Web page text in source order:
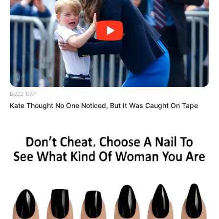
Akan tetapi, dalam membentuk dan menyusunya, tidak
memerlukan garis karena dapat membentuk dengan sendirinya.
2. Ruang
Ada dua jenis unsur ruang, di antaranya ruang nyata, dan ruang
ilusi atau imajinasi
Ruang yang nyata
Maksud dari ruang ini adalah ruangan yang dapat dilihat dengan
Contohnya adalah ruangan yang ada di dalam rumah seperti ruang
tidur, dapur, kamar mandi, ruang tamu, ruang teras, ruang garasi,
Ruang ilusi atau imajinasi
Sesuai namanya, ruangan ini hanya ada di dalam pikiran saja dan
BUZZ DAY
Kate Thought No One Noticed, But It Was Caught On Tape